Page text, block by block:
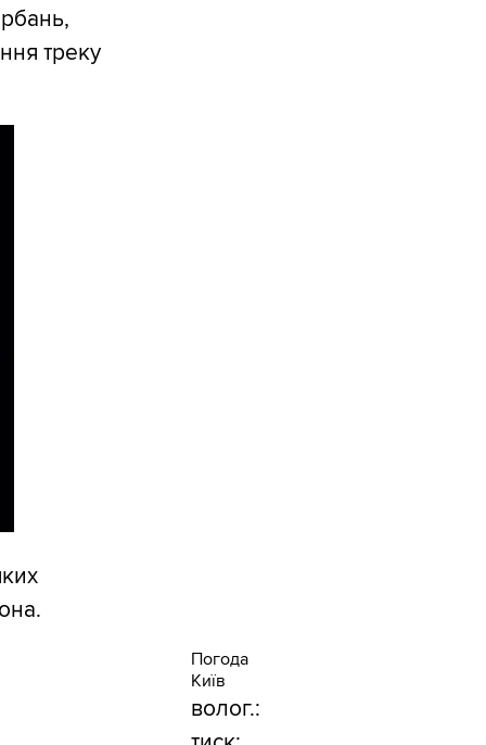
треку
Погода
Київ
волог.: